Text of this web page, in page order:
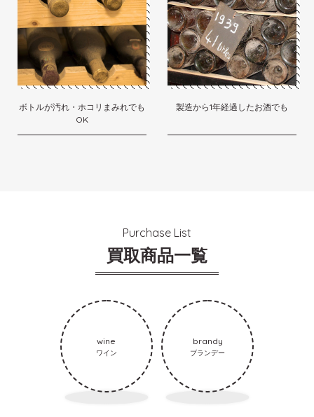
ボトルが汚れ・ホコリまみれでも
OK
製造から1年経過したお酒でも
Purchase List
買取商品一覧
wine
ワイン
brandy
ブランデー